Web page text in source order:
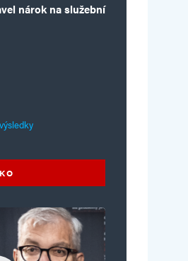
nárok na služební